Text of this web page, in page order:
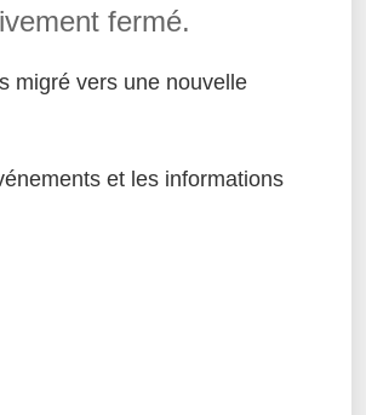
fermé.
migré vers une nouvelle
et les informations